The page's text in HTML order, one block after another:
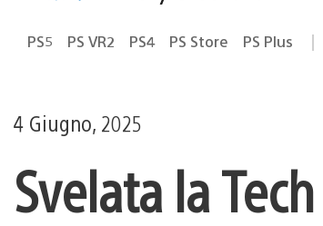
PS5 PS VR2 PS4 PS Store PS Plus
4 Giugno, 2025
Svelata la